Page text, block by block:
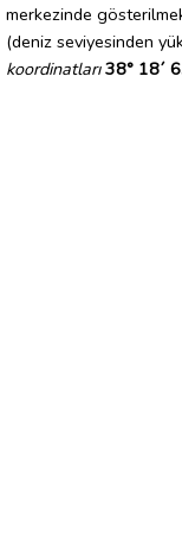
merkezinde
(deniz seviyesinden
koordinatları 38° 18´